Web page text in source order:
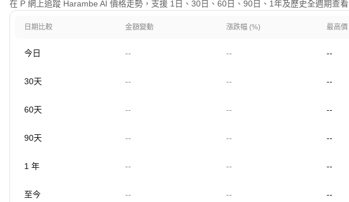
在 P 網上追蹤 Harambe AI 價格走勢，支援 1日、30日、60日、90日、1年及歷史全週期查看
日期比較 金額變動 漲跌幅 (%) 最高價
今日 -- -- --
30天 -- -- --
60天 -- -- --
90天 -- -- --
1 年 -- -- --
至今 -- -- --